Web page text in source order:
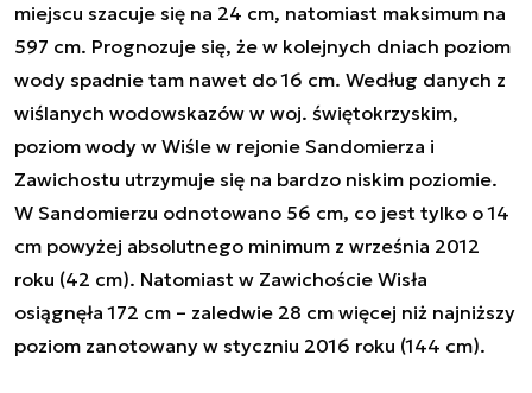
miejscu szacuje się na 24 cm, natomiast maksimum na
597 cm. Prognozuje się, że w kolejnych dniach poziom
wody spadnie tam nawet do 16 cm. Według danych z
wiślanych wodowskazów w woj. świętokrzyskim,
poziom wody w Wiśle w rejonie Sandomierza i
Zawichostu utrzymuje się na bardzo niskim poziomie.
W Sandomierzu odnotowano 56 cm, co jest tylko o 14
cm powyżej absolutnego minimum z września 2012
roku (42 cm). Natomiast w Zawichoście Wisła
osiągnęła 172 cm – zaledwie 28 cm więcej niż najniższy
poziom zanotowany w styczniu 2016 roku (144 cm).